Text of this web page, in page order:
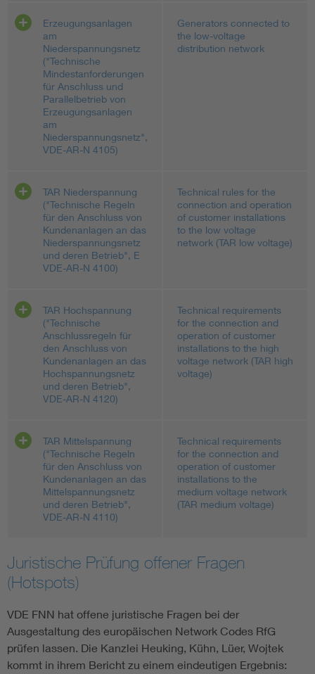
Erzeugungsanlagen
am
Niederspannungsnetz
("Technische
Mindestanforderungen
für Anschluss und
Parallelbetrieb von
Erzeugungsanlagen
am
Niederspannungsnetz",
VDE-AR-N 4105)
Generators connected to
the low-voltage
distribution network
TAR Niederspannung
("Technische Regeln
für den Anschluss von
Kundenanlagen an das
Niederspannungsnetz
und deren Betrieb", E
VDE-AR-N 4100)
Technical rules for the
connection and operation
of customer installations
to the low voltage
network (TAR low voltage)
TAR Hochspannung
("Technische
Anschlussregeln für
den Anschluss von
Kundenanlagen an das
Hochspannungsnetz
und deren Betrieb",
VDE-AR-N 4120)
Technical requirements
for the connection and
operation of customer
installations to the high
voltage network (TAR high
voltage)
TAR Mittelspannung
("Technische Regeln
für den Anschluss von
Kundenanlagen an das
Mittelspannungsnetz
und deren Betrieb",
VDE-AR-N 4110)
Technical requirements
for the connection and
operation of customer
installations to the
medium voltage network
(TAR medium voltage)
Juristische Prüfung offener Fragen
(Hotspots)
VDE FNN hat offene juristische Fragen bei der
Ausgestaltung des europäischen Network Codes RfG
prüfen lassen. Die Kanzlei Heuking, Kühn, Lüer, Wojtek
kommt in ihrem Bericht zu einem eindeutigen Ergebnis: